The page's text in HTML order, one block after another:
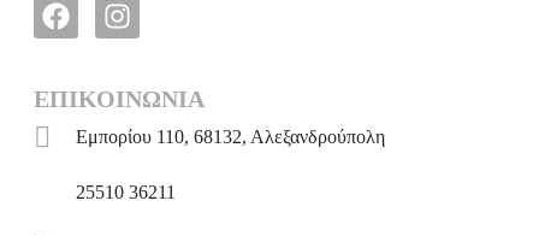
ΕΠΙΚΟΙΝΩΝΊΑ
Εμπορίου 110, 68132, Αλεξανδρούπολη
25510 36211